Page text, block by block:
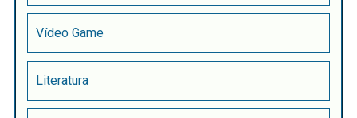
Vídeo Game
Literatura